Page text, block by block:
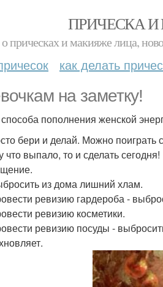
ПРИЧЕСКА
прическах и макияже лица,
как делать
на заметку!
пополнения женской
бери и делай. Можно поиграть
что выпало, то и сделать сегодня!
из дома лишний хлам.
ревизию гардероба -
ревизию косметики.
ревизию посуды -